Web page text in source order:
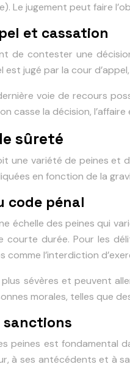
Le jugement peut faire
et cassation
de contester une
est jugé par la cour
voie de recours
casse la décision,
sûreté
une variété de peines et
en fonction de la
code pénal
échelle des peines qui
courte durée. Pour les
comme l’interdiction
sévères et peuvent
morales, telles que
peines est fondamental
à ses antécédents et à